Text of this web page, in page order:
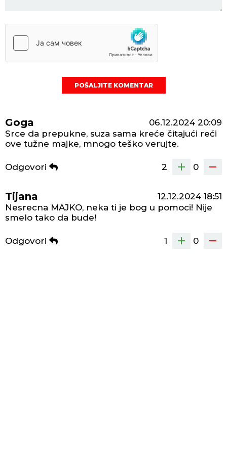
POŠALJITE KOMENTAR
Goga 06.12.2024 20:09
Srce da prepukne, suza sama kreće čitajući reći
ove tužne majke, mnogo teško verujte.
Odgovori 2 0
Tijana 12.12.2024 18:51
Nesrecna MAJKO, neka ti je bog u pomoci! Nije
smelo tako da bude!
Odgovori 1 0